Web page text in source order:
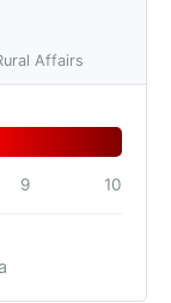
Affairs
9 10